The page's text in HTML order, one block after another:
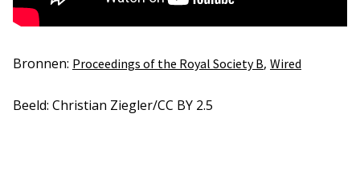
Bronnen: Proceedings of the Royal Society B, Wired
Beeld: Christian Ziegler/CC BY 2.5